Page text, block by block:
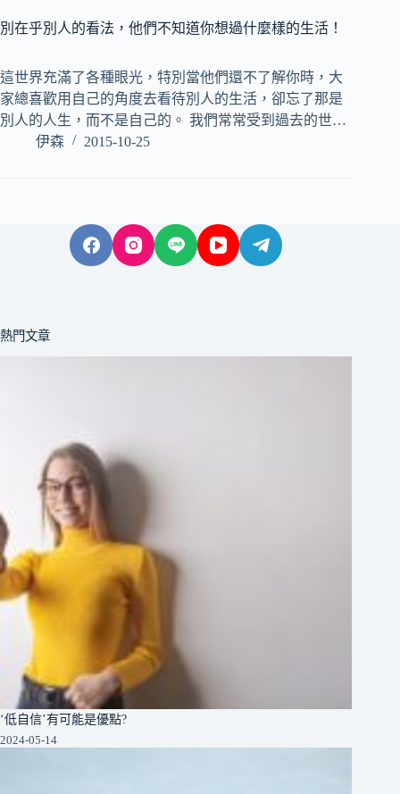
別在乎別人的看法，他們不知道你想過什麼樣的生活！
這世界充滿了各種眼光，特別當他們還不了解你時，大
家總喜歡用自己的角度去看待別人的生活，卻忘了那是
別人的人生，而不是自己的。 我們常常受到過去的世…
伊森
2015-10-25
熱門文章
‘低自信’有可能是優點?
2024-05-14